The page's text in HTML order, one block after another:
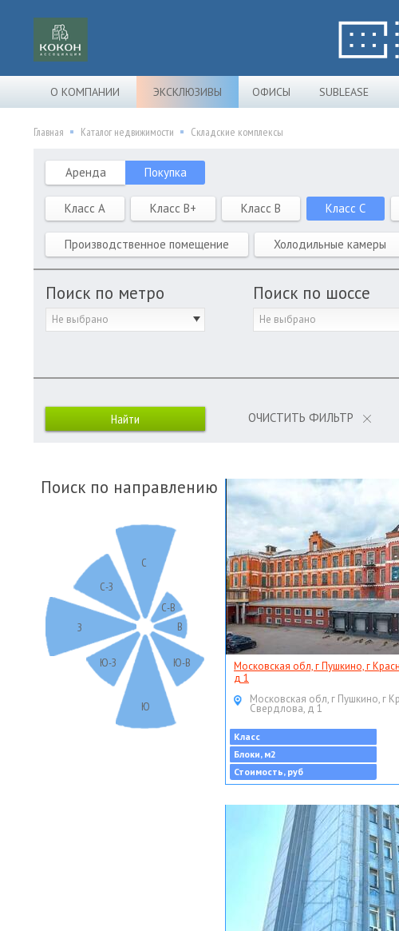
О КОМПАНИИ ЭКСКЛЮЗИВЫ ОФИСЫ SUBLEASE
Главная Каталог недвижимости Складские комплексы
Аренда Покупка
Класс A Класс B+ Класс B Класс C
Производственное помещение Холодильные камеры
Поиск по метро
Не выбрано
Поиск по шоссе
Не выбрано
ОЧИСТИТЬ ФИЛЬТР
Поиск по направлению
С
С-В
В
Ю-В
Ю
Ю-З
З
С-З
Московская обл, г Пушкино, г
д 1
Московская обл, г Пушкино, г
Свердлова, д 1
Класс
Блоки, м2
Стоимость, руб